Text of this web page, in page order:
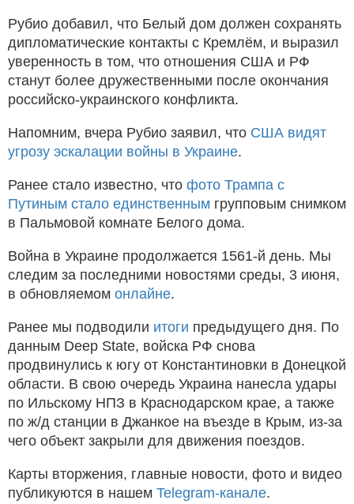
Рубио добавил, что Белый дом должен сохранять
дипломатические контакты с Кремлём, и выразил
уверенность в том, что отношения США и РФ
станут более дружественными после окончания
российско-украинского конфликта.
Напомним, вчера Рубио заявил, что США видят
угрозу эскалации войны в Украине.
Ранее стало известно, что фото Трампа с
Путиным стало единственным групповым снимком
в Пальмовой комнате Белого дома.
Война в Украине продолжается 1561-й день. Мы
следим за последними новостями среды, 3 июня,
в обновляемом онлайне.
Ранее мы подводили итоги предыдущего дня. По
данным Deep State, войска РФ снова
продвинулись к югу от Константиновки в Донецкой
области. В свою очередь Украина нанесла удары
по Ильскому НПЗ в Краснодарском крае, а также
по ж/д станции в Джанкое на въезде в Крым, из-за
чего объект закрыли для движения поездов.
Карты вторжения, главные новости, фото и видео
публикуются в нашем Telegram-канале.